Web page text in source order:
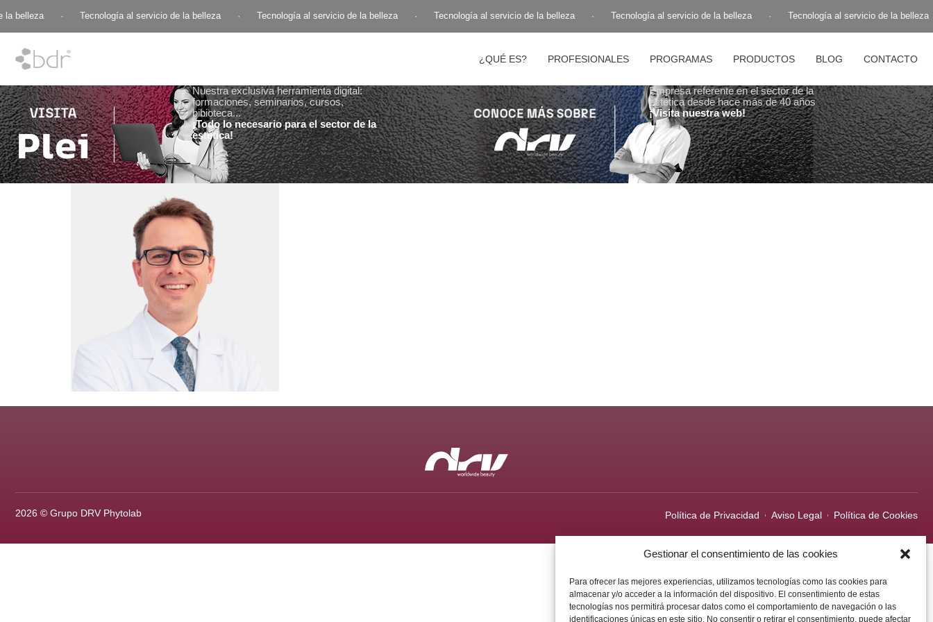
Gestionar el consentimiento de las cookies
Para ofrecer las mejores experiencias, utilizamos tecnologías como las cookies para
almacenar y/o acceder a la información del dispositivo. El consentimiento de estas
tecnologías nos permitirá procesar datos como el comportamiento de navegación o las
identificaciones únicas en este sitio. No consentir o retirar el consentimiento, puede afectar
belleza Tecnología al servicio de la belleza Tecnología al servicio de la belleza Tecnología al servicio de la belleza Tecnología al servicio de la belleza Tecnología al servicio de la belleza
¿QUÉ ES? PROFESIONALES PROGRAMAS PRODUCTOS BLOG CONTACTO
Nuestra exclusiva herramienta digital:
formaciones, seminarios, cursos,
bibioteca...
¡Todo lo necesario para el sector de la
estética!
Empresa referente en el sector de la
estética desde hace más de 40 años
¡Visita nuestra web!
2026 © Grupo DRV Phytolab Política de Privacidad Aviso Legal Política de Cookies